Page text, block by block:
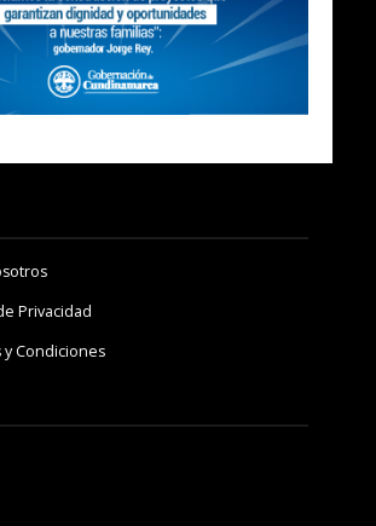
Privacidad
Condiciones